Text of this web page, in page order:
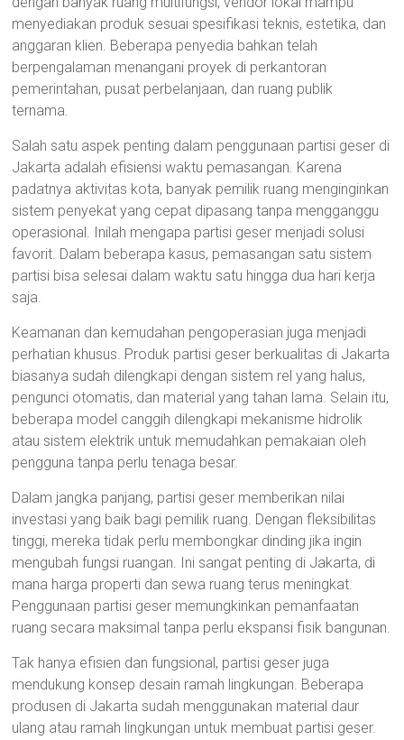
menyediakan produk sesuai spesifikasi teknis, estetika, dan
anggaran klien. Beberapa penyedia bahkan telah
berpengalaman menangani proyek di perkantoran
pemerintahan, pusat perbelanjaan, dan ruang publik
ternama.
Salah satu aspek penting dalam penggunaan partisi geser di
Jakarta adalah efisiensi waktu pemasangan. Karena
padatnya aktivitas kota, banyak pemilik ruang menginginkan
sistem penyekat yang cepat dipasang tanpa mengganggu
operasional. Inilah mengapa partisi geser menjadi solusi
favorit. Dalam beberapa kasus, pemasangan satu sistem
partisi bisa selesai dalam waktu satu hingga dua hari kerja
saja.
Keamanan dan kemudahan pengoperasian juga menjadi
perhatian khusus. Produk partisi geser berkualitas di Jakarta
biasanya sudah dilengkapi dengan sistem rel yang halus,
pengunci otomatis, dan material yang tahan lama. Selain itu,
beberapa model canggih dilengkapi mekanisme hidrolik
atau sistem elektrik untuk memudahkan pemakaian oleh
pengguna tanpa perlu tenaga besar.
Dalam jangka panjang, partisi geser memberikan nilai
investasi yang baik bagi pemilik ruang. Dengan fleksibilitas
tinggi, mereka tidak perlu membongkar dinding jika ingin
mengubah fungsi ruangan. Ini sangat penting di Jakarta, di
mana harga properti dan sewa ruang terus meningkat.
Penggunaan partisi geser memungkinkan pemanfaatan
ruang secara maksimal tanpa perlu ekspansi fisik bangunan.
Tak hanya efisien dan fungsional, partisi geser juga
mendukung konsep desain ramah lingkungan. Beberapa
produsen di Jakarta sudah menggunakan material daur
ulang atau ramah lingkungan untuk membuat partisi geser.